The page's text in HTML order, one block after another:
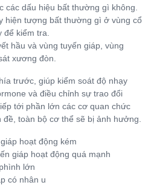
các dấu hiệu bất thường gì không.
hiện tượng bất thường gì ở vùng cổ
để kiểm tra.
hầu và vùng tuyến giáp, vùng
xương đòn.
trước, giúp kiểm soát độ nhạy
và điều chỉnh sự trao đổi
tới phần lớn các cơ quan chức
toàn bộ cơ thể sẽ bị ảnh hưởng.
hoạt động kém
giáp hoạt động quá mạnh
lớn
có nhân u